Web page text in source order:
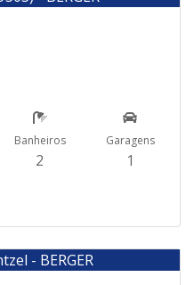
Venda
Banheiros
2
Garagens
1
Venda
- BERGER